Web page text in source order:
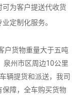
为客户提送代收货
定制化服务。
户货物重量大于五吨
泉州市区周边10公里
辆提货和派送，我司
障，全车购买货物